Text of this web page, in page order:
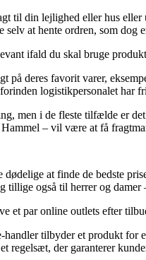
til din lejlighed eller hus
at hente ordren, som dog
ifald du skal bruge
på deres favorit varer,
logistikpersonalet har
men i de fleste tilfælde er
– vil være at få
at finde de bedste
tillige også til herrer og
et par online outlets efter
tilbyder et produkt for
der garanterer